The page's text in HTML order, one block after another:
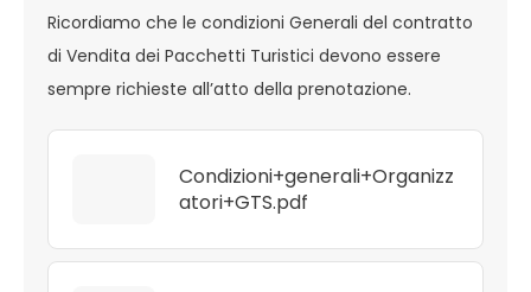
Ricordiamo che le condizioni Generali del contratto
di Vendita dei Pacchetti Turistici devono essere
sempre richieste all’atto della prenotazione.
Condizioni+generali+Organizz
atori+GTS.pdf